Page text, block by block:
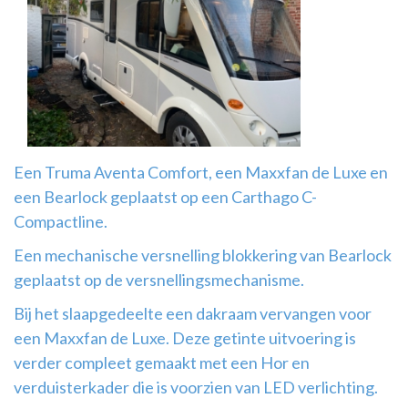
Comfort ‘
airco
Airco
montage
Een Truma Aventa Comfort, een Maxxfan de Luxe en
een Bearlock geplaatst op een Carthago C-
Compactline.
Een mechanische versnelling blokkering van Bearlock
geplaatst op de versnellingsmechanisme.
Bij het slaapgedeelte een dakraam vervangen voor
een Maxxfan de Luxe. Deze getinte uitvoering is
verder compleet gemaakt met een Hor en
verduisterkader die is voorzien van LED verlichting.